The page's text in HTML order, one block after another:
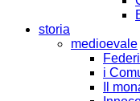
storia
medioevale
i
Il